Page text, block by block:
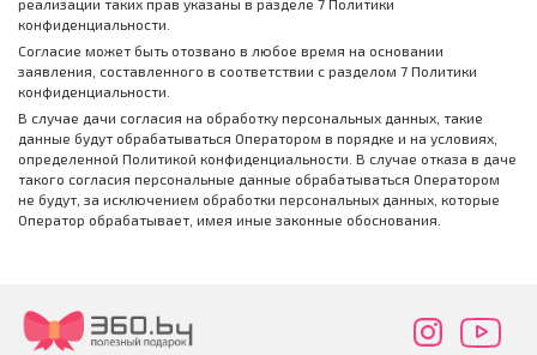
реализации таких прав указаны в разделе 7 Политики
конфиденциальности.
Согласие может быть отозвано в любое время на основании
заявления, составленного в соответствии с разделом 7 Политики
конфиденциальности.
В случае дачи согласия на обработку персональных данных, такие
данные будут обрабатываться Оператором в порядке и на условиях,
определенной Политикой конфиденциальности. В случае отказа в даче
такого согласия персональные данные обрабатываться Оператором
не будут, за исключением обработки персональных данных, которые
Оператор обрабатывает, имея иные законные обоснования.